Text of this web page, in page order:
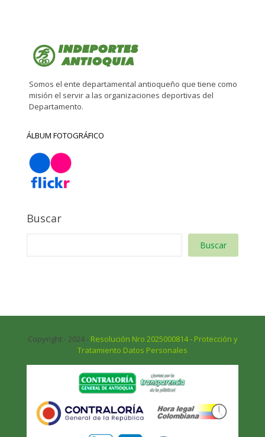
Somos el ente departamental antioqueño que tiene como
misión el servir a las organizaciones deportivas del
Departamento.
ÁLBUM FOTOGRÁFICO
Buscar
Buscar
Copyright - 2024 - Resolución Nro 2025000814 - Protección y
Tratamiento Datos Personales